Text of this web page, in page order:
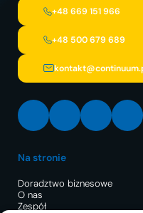
+48 669 151 966
+48 500 679 689
Na stronie
Doradztwo biznesowe
O nas
Zespół
LinkedInFacebook